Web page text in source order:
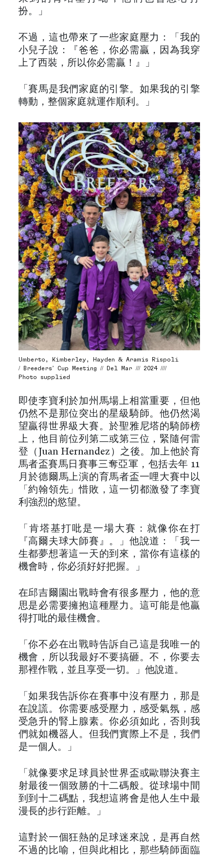
扮。」
不過，這也帶來了一些家庭壓力：「我的
小兒子說：『爸爸，你必需贏，因為我穿
上了西裝，所以你必需贏！』」
「賽馬是我們家庭的引擎。如果我的引擎
轉動，整個家庭就運作順利。」
Umberto, Kimberley, Hayden & Aramis Rispoli
/ Breeders’ Cup Meeting // Del Mar /// 2024 ////
Photo supplied
即使李寶利於加州馬場上相當重要，但他
仍然不是那位突出的星級騎師。他仍然渴
望贏得世界級大賽。於聖雅尼塔的騎師榜
上，他目前位列第二或第三位，緊隨何雷
登（Juan Hernandez）之後。加上他於育
馬者盃賽馬日賽事三奪亞軍，包括去年 11
月於德爾馬上演的育馬者盃一哩大賽中以
「約翰領先」惜敗，這一切都激發了李寶
利強烈的慾望。
「肯塔基打吡是一場大賽：就像你在打
『高爾夫球大師賽』。」他說道：「我一
生都夢想著這一天的到來，當你有這樣的
機會時，你必須好好把握。」
在邱吉爾園出戰時會有很多壓力，他的意
思是必需要擁抱這種壓力。這可能是他贏
得打吡的最佳機會。
「你不必在出戰時告訴自己這是我唯一的
機會，所以我最好不要搞砸。不，你要去
那裡作戰，並且享受一切。」他說道。
「如果我告訴你在賽事中沒有壓力，那是
在說謊。你需要感受壓力，感受氣氛，感
受急升的腎上腺素。你必須如此，否則我
們就如機器人。但我們實際上不是，我們
是一個人。」
「就像要求足球員於世界盃或歐聯決賽主
射最後一個致勝的十二碼般。從球場中間
到到十二碼點，我想這將會是他人生中最
漫長的步行距離。」
這對於一個狂熱的足球迷來說，是再自然
不過的比喻，但與此相比，那些騎師面臨